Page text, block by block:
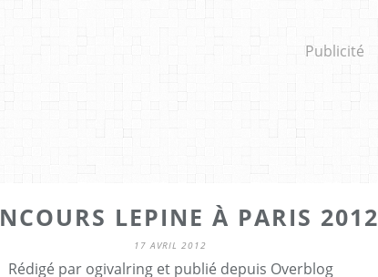
Publicité
LEPINE À PARIS 2012
17 AVRIL 2012
Rédigé par ogivalring et publié depuis Overblog